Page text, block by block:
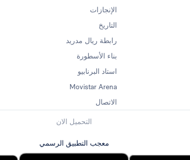
الإنجازات
التاريخ
رابطة ريال مدريد
بناء الأسطورة
استاد البرنابيو
Movistar Arena
الاتصال
التحميل الان
معجب التطبيق الرسمي